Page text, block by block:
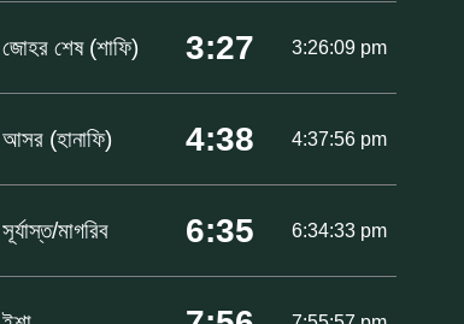
জোহর শেষ (শাফি) 3:27 3:26:09 pm
আসর (হানাফি) 4:38 4:37:56 pm
সূর্যাস্ত/মাগরিব 6:35 6:34:33 pm